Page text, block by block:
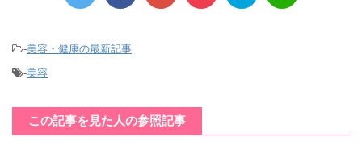
-美容・健康の最新記事
-美容
この記事を見た人の参照記事